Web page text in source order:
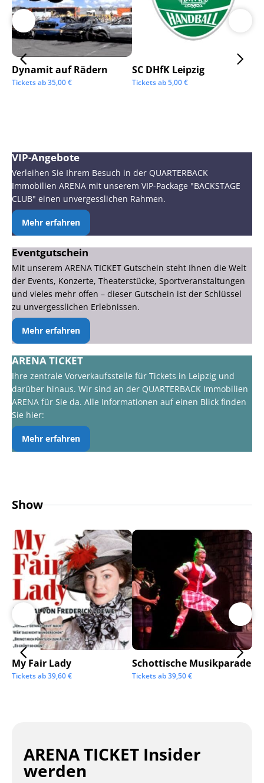
Dynamit auf Rädern
Tickets ab35,00€
SC DHfK Leipzig
Tickets ab5,00€
VIP-Angebote
Verleihen Sie Ihrem Besuch in der QUARTERBACK
Immobilien ARENA mit unserem VIP-Package "BACKSTAGE
CLUB" einen unvergesslichen Rahmen.
Mehr erfahren
Eventgutschein
Mit unserem ARENA TICKET Gutschein steht Ihnen die Welt
der Events, Konzerte, Theaterstücke, Sportveranstaltungen
und vieles mehr offen – dieser Gutschein ist der Schlüssel
zu unvergesslichen Erlebnissen.
Mehr erfahren
ARENA TICKET
Ihre zentrale Vorverkaufsstelle für Tickets in Leipzig und
darüber hinaus. Wir sind an der QUARTERBACK Immobilien
ARENA für Sie da. Alle Informationen auf einen Blick finden
Sie hier:
Mehr erfahren
Show
My Fair Lady
Tickets ab39,60€
Schottische Musikparade
Tickets ab39,50€
ARENA TICKET Insider
werden